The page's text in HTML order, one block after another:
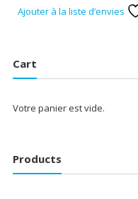
Ajouter à la liste d’envies
Cart
Votre panier est vide.
Products